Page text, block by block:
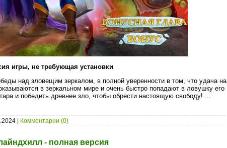
игры, не требующая установки
над зловещим зеркалом, в полной уверенности в том, что удача на
в зеркальном мире и очень быстро попадают в ловушку его
и победить древнее зло, чтобы обрести настоящую свободу! ...
| Комментарии (0)
- полная версия